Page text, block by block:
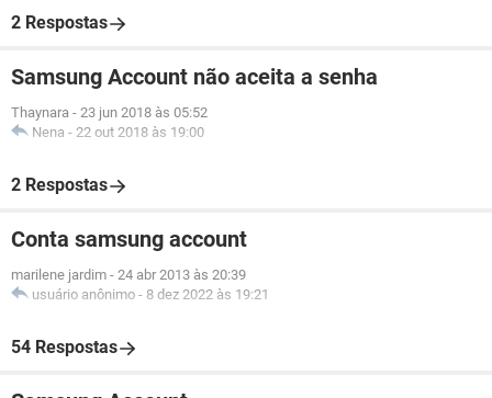
2 Respostas
Samsung Account não aceita a senha
Thaynara - 23 jun 2018 às 05:52
Nena - 22 out 2018 às 19:00
2 Respostas
Conta samsung account
marilene jardim - 24 abr 2013 às 20:39
usuário anônimo - 8 dez 2022 às 19:21
54 Respostas